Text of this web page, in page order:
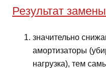
Результат
значительно
амортизаторы
нагрузка), тем